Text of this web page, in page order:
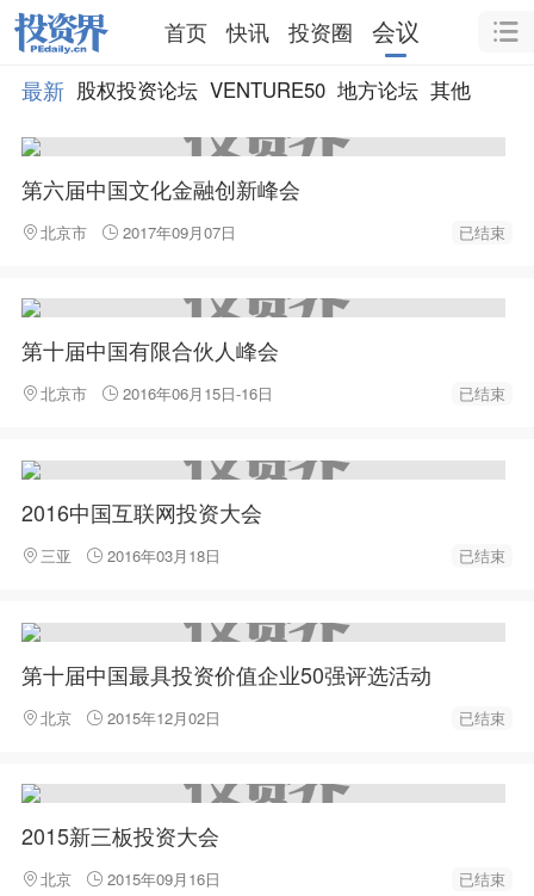
首页 快讯 投资圈 会议
最新 股权投资论坛 VENTURE50 地方论坛 其他
第六届中国文化金融创新峰会
已结束
北京市 2017年09月07日
第十届中国有限合伙人峰会
已结束
北京市 2016年06月15日-16日
2016中国互联网投资大会
已结束
三亚 2016年03月18日
第十届中国最具投资价值企业50强评选活动
已结束
北京 2015年12月02日
2015新三板投资大会
已结束
北京 2015年09月16日